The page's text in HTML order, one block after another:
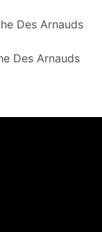
Des Arnauds
Roche Des Arnauds